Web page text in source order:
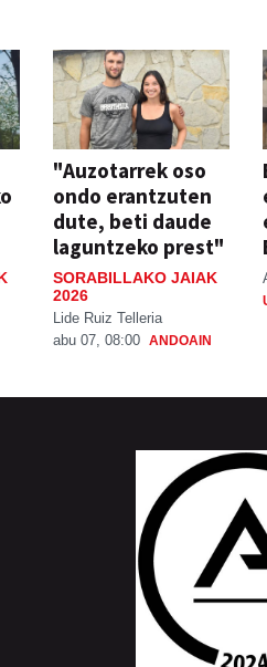
"Auzotarrek oso
ondo erantzuten
dute, beti daude
laguntzeko prest"
SORABILLAKO JAIAK
2026
Lide Ruiz Telleria
abu 07, 08:00 ANDOAIN